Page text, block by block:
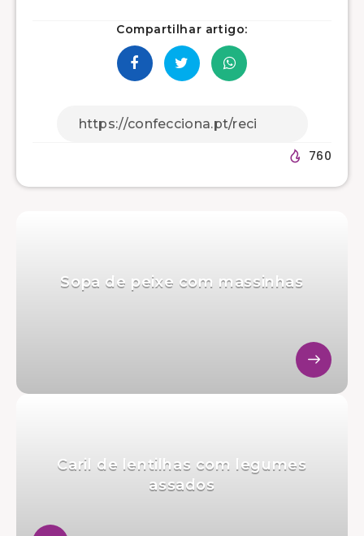
Compartilhar artigo:
760
Sopa de peixe com massinhas
Caril de lentilhas com legumes
assados